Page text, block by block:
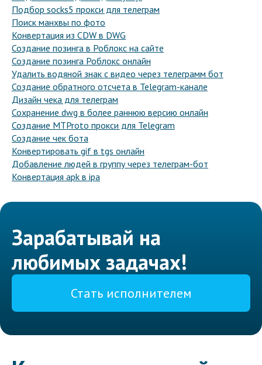
Подбор socks5 прокси для телеграм
Поиск манхвы по фото
Конвертация из CDW в DWG
Создание позинга в Роблокс на сайте
Создание позинга Роблокс онлайн
Удалить водяной знак с видео через телеграмм бот
Создание обратного отсчета в Telegram-канале
Дизайн чека для телеграм
Сохранение dwg в более раннюю версию онлайн
Создание MTProto прокси для Telegram
Создание чек бота
Конвертировать gif в tgs онлайн
Добавление людей в группу через телеграм-бот
Конвертация apk в ipa
Зарабатывай на
любимых задачах!
Стать исполнителем